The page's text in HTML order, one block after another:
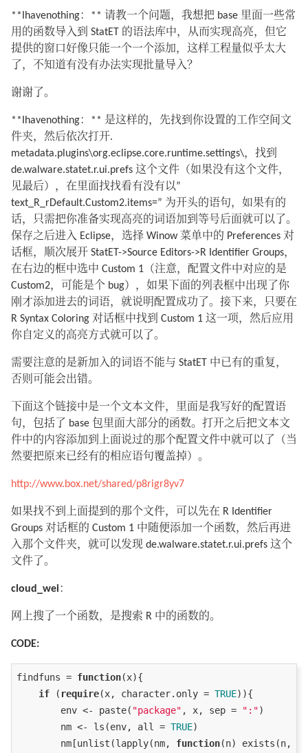
**Ihavenothing：** 请教一个问题，我想把 base 里面一些常
用的函数导入到 StatET 的语法库中，从而实现高亮，但它
提供的窗口好像只能一个一个添加，这样工程量似乎太大
了，不知道有没有办法实现批量导入？
谢谢了。
**Ihavenothing：** 是这样的，先找到你设置的工作空间文
件夹，然后依次打开.
metadata.plugins\org.eclipse.core.runtime.settings\，找到
de.walware.statet.r.ui.prefs 这个文件（如果没有这个文件，
见最后），在里面找找看有没有以”
text_R_rDefault.Custom2.items=” 为开头的语句，如果有的
话，只需把你准备实现高亮的词语加到等号后面就可以了。
保存之后进入 Eclipse，选择 Winow 菜单中的 Preferences 对
话框，顺次展开 StatET->Source Editors->R Identifier Groups，
在右边的框中选中 Custom 1（注意，配置文件中对应的是
Custom2，可能是个 bug），如果下面的列表框中出现了你
刚才添加进去的词语，就说明配置成功了。接下来，只要在
R Syntax Coloring 对话框中找到 Custom 1 这一项，然后应用
你自定义的高亮方式就可以了。
需要注意的是新加入的词语不能与 StatET 中已有的重复，
否则可能会出错。
下面这个链接中是一个文本文件，里面是我写好的配置语
句，包括了 base 包里面大部分的函数。打开之后把文本文
件中的内容添加到上面说过的那个配置文件中就可以了（当
然要把原来已经有的相应语句覆盖掉）。
http://www.box.net/shared/p8rigr8yv7
如果找不到上面提到的那个文件，可以先在 R Identifier
Groups 对话框的 Custom 1 中随便添加一个函数，然后再进
入那个文件夹，就可以发现 de.walware.statet.r.ui.prefs 这个
文件了。
cloud_wei：
网上搜了一个函数，是搜索 R 中的函数的。
CODE:
findfuns = function(x){
if ( require(x, character.only = TRUE)){
        env <- paste(
"package" , x, sep = ":")
        nm <- ls(env, all =
TRUE)
        nm[unlist(lapply(nm,
function(n) exists(n,